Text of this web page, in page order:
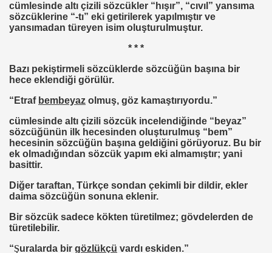
cümlesinde altı çizili sözcükler “hışır”, “cıvıl” yansıma
sözcüklerine “-tı” eki getirilerek yapılmıştır ve
yansımadan türeyen isim oluşturulmuştur.
* * *
Bazı pekiştirmeli sözcüklerde sözcüğün başına bir
hece eklendiği görülür.
“Etraf bembeyaz olmuş, göz kamaştırıyordu.”
cümlesinde altı çizili sözcük incelendiğinde “beyaz”
sözcüğünün ilk hecesinden oluşturulmuş “bem”
hecesinin sözcüğün başına geldiğini görüyoruz. Bu bir
ek olmadığından sözcük yapım eki almamıştır; yani
basittir.
Diğer taraftan, Türkçe sondan çekimli bir dildir, ekler
daima sözcüğün sonuna eklenir.
Bir sözcük sadece kökten türetilmez; gövdelerden de
türetilebilir.
“Şuralarda bir gözlükçü vardı eskiden.”